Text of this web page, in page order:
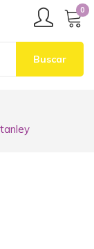
0
Buscar